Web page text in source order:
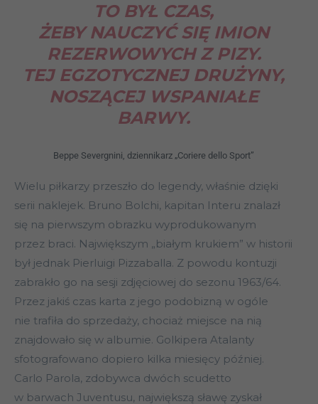
TO BYŁ CZAS,
ŻEBY NAUCZYĆ SIĘ IMION
REZERWOWYCH Z PIZY.
TEJ EGZOTYCZNEJ DRUŻYNY,
NOSZĄCEJ WSPANIAŁE
BARWY.
Beppe Severgnini, dziennikarz „Coriere dello Sport”
Wielu piłkarzy przeszło do legendy, właśnie dzięki
serii naklejek. Bruno Bolchi, kapitan Interu znalazł
się na pierwszym obrazku wyprodukowanym
przez braci. Największym „białym krukiem” w historii
był jednak Pierluigi Pizzaballa. Z powodu kontuzji
zabrakło go na sesji zdjęciowej do sezonu 1963/64.
Przez jakiś czas karta z jego podobizną w ogóle
nie trafiła do sprzedaży, chociaż miejsce na nią
znajdowało się w albumie. Golkipera Atalanty
sfotografowano dopiero kilka miesięcy później.
Carlo Parola, zdobywca dwóch scudetto
w barwach Juventusu, największą sławę zyskał